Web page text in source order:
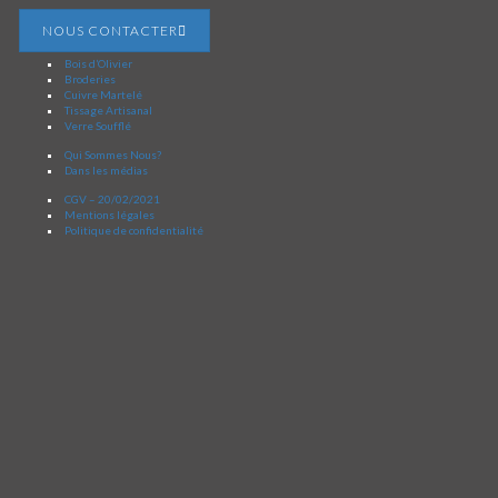
NOUS CONTACTER
Bois d’Olivier
Broderies
Cuivre Martelé
Tissage Artisanal
Verre Soufflé
Qui Sommes Nous?
Dans les médias
CGV – 20/02/2021
Mentions légales
Politique de confidentialité